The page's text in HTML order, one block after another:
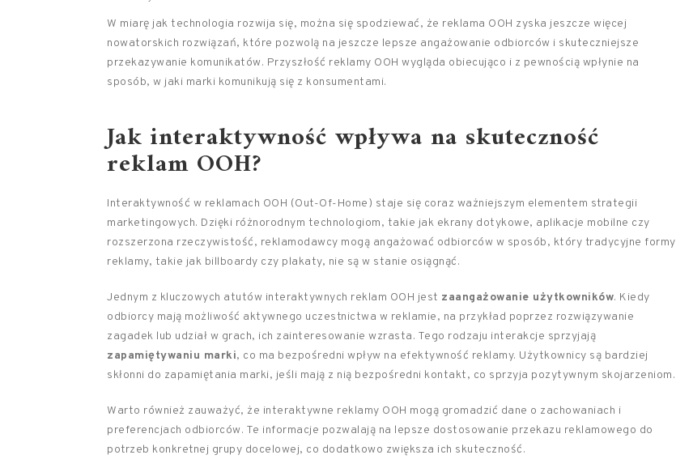
W miarę jak technologia rozwija się, można się spodziewać, że reklama OOH zyska jeszcze więcej
nowatorskich rozwiązań, które pozwolą na jeszcze lepsze angażowanie odbiorców i skuteczniejsze
przekazywanie komunikatów. Przyszłość reklamy OOH wygląda obiecująco i z pewnością wpłynie na
sposób, w jaki marki komunikują się z konsumentami.
Jak interaktywność wpływa na skuteczność
reklam OOH?
Interaktywność w reklamach OOH (Out-Of-Home) staje się coraz ważniejszym elementem strategii
marketingowych. Dzięki różnorodnym technologiom, takie jak ekrany dotykowe, aplikacje mobilne czy
rozszerzona rzeczywistość, reklamodawcy mogą angażować odbiorców w sposób, który tradycyjne formy
reklamy, takie jak billboardy czy plakaty, nie są w stanie osiągnąć.
Jednym z kluczowych atutów interaktywnych reklam OOH jest zaangażowanie użytkowników. Kiedy
odbiorcy mają możliwość aktywnego uczestnictwa w reklamie, na przykład poprzez rozwiązywanie
zagadek lub udział w grach, ich zainteresowanie wzrasta. Tego rodzaju interakcje sprzyjają
zapamiętywaniu marki, co ma bezpośredni wpływ na efektywność reklamy. Użytkownicy są bardziej
skłonni do zapamiętania marki, jeśli mają z nią bezpośredni kontakt, co sprzyja pozytywnym skojarzeniom.
Warto również zauważyć, że interaktywne reklamy OOH mogą gromadzić dane o zachowaniach i
preferencjach odbiorców. Te informacje pozwalają na lepsze dostosowanie przekazu reklamowego do
potrzeb konkretnej grupy docelowej, co dodatkowo zwiększa ich skuteczność.